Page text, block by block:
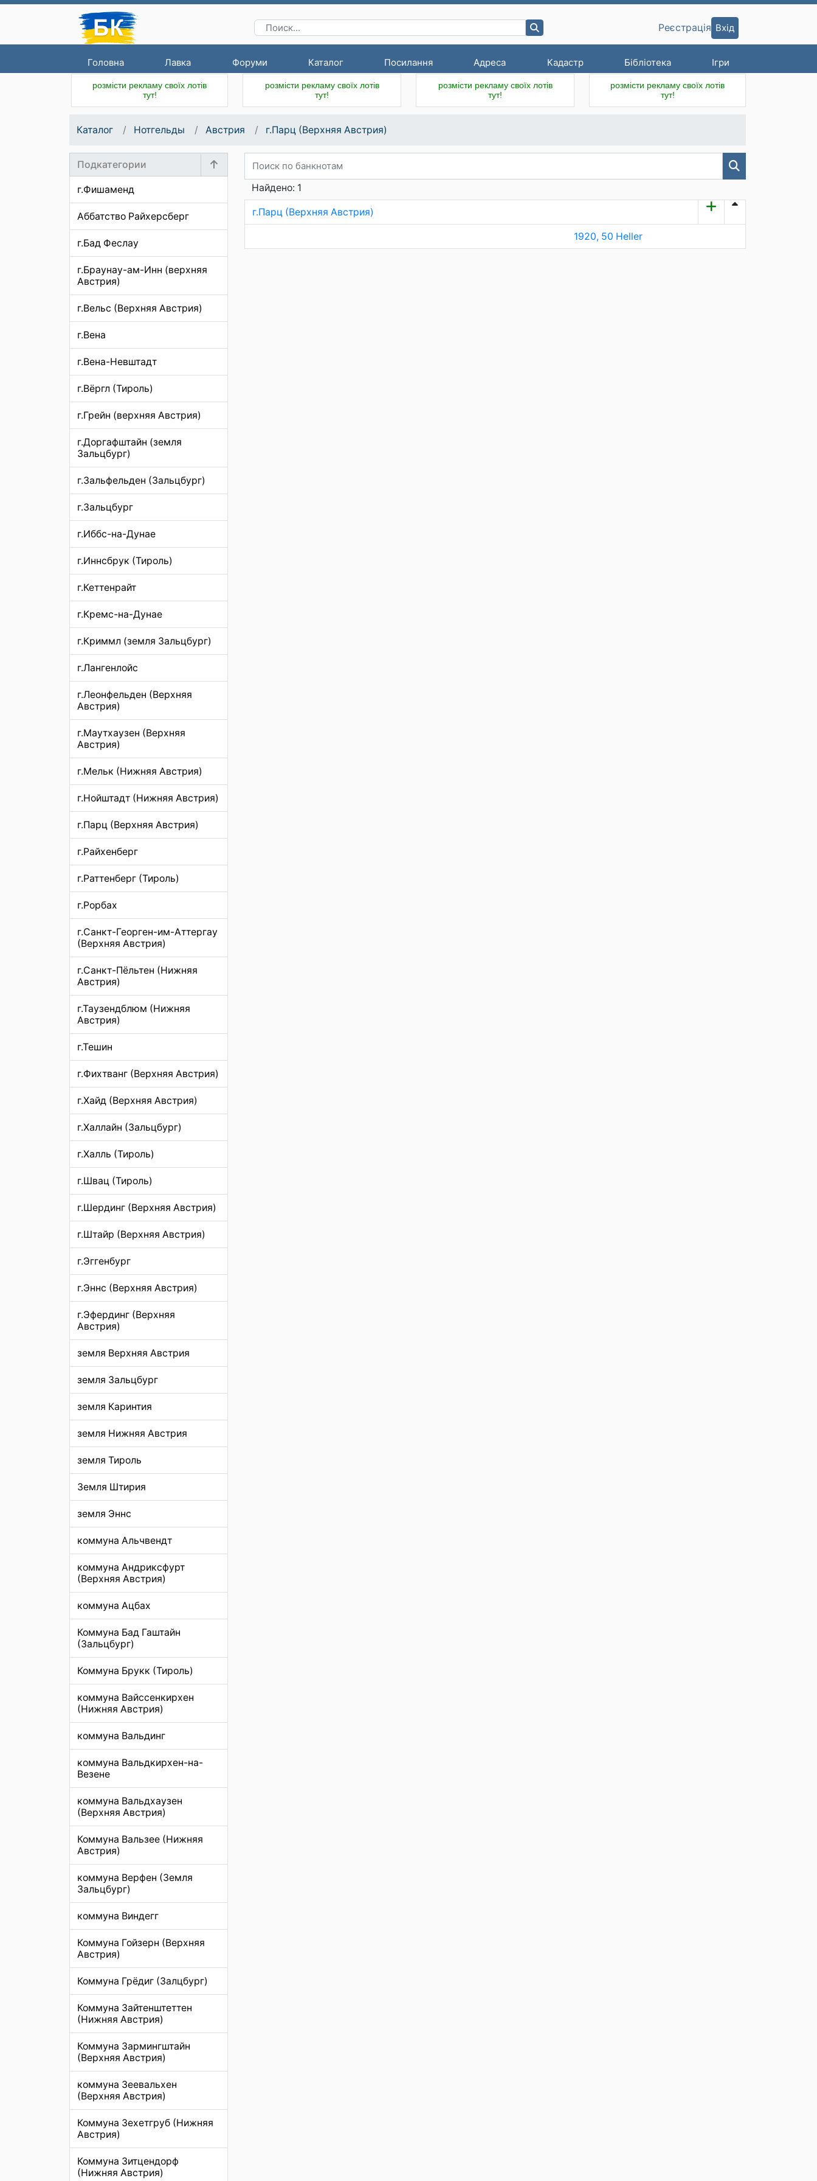
Головна Лавка Форуми Каталог Посилання Адреса Кадастр Бібліотека Ігри
Реєстрація Вхід
розмісти рекламу своїх лотів
тут!
розмісти рекламу своїх лотів
тут!
розмісти рекламу своїх лотів
тут!
розмісти рекламу своїх лотів
тут!
Каталог Нотгельды Австрия г.Парц (Верхняя Австрия)
Подкатегории
г.Фишаменд
Аббатство Райхерсберг
г.Бад Феслау
г.Браунау-ам-Инн (верхняя
Австрия)
г.Вельс (Верхняя Австрия)
г.Вена
г.Вена-Невштадт
г.Вёргл (Тироль)
г.Грейн (верхняя Австрия)
г.Доргафштайн (земля
Зальцбург)
г.Зальфельден (Зальцбург)
г.Зальцбург
г.Иббс-на-Дунае
г.Иннсбрук (Тироль)
г.Кеттенрайт
г.Кремс-на-Дунае
г.Криммл (земля Зальцбург)
г.Лангенлойс
г.Леонфельден (Верхняя
Австрия)
г.Маутхаузен (Верхняя
Австрия)
г.Мельк (Нижняя Австрия)
г.Нойштадт (Нижняя Австрия)
г.Парц (Верхняя Австрия)
г.Райхенберг
г.Раттенберг (Тироль)
г.Рорбах
г.Санкт-Георген-им-Аттергау
(Верхняя Австрия)
г.Санкт-Пёльтен (Нижняя
Австрия)
г.Таузендблюм (Нижняя
Австрия)
г.Тешин
г.Фихтванг (Верхняя Австрия)
г.Хайд (Верхняя Австрия)
г.Халлайн (Зальцбург)
г.Халль (Тироль)
г.Швац (Тироль)
г.Шердинг (Верхняя Австрия)
г.Штайр (Верхняя Австрия)
г.Эггенбург
г.Эннс (Верхняя Австрия)
г.Эфердинг (Верхняя
Австрия)
земля Верхняя Австрия
земля Зальцбург
земля Каринтия
земля Нижняя Австрия
земля Тироль
Земля Штирия
земля Эннс
коммуна Альчвендт
коммуна Андриксфурт
(Верхняя Австрия)
коммуна Ацбах
Коммуна Бад Гаштайн
(Зальцбург)
Коммуна Брукк (Тироль)
коммуна Вайссенкирхен
(Нижняя Австрия)
коммуна Вальдинг
коммуна Вальдкирхен-на-
Везене
коммуна Вальдхаузен
(Верхняя Австрия)
Коммуна Вальзее (Нижняя
Австрия)
коммуна Верфен (Земля
Зальцбург)
коммуна Виндегг
Коммуна Гойзерн (Верхняя
Австрия)
Коммуна Грёдиг (Залцбург)
Коммуна Зайтенштеттен
(Нижняя Австрия)
Коммуна Зармингштайн
(Верхняя Австрия)
коммуна Зеевальхен
(Верхняя Австрия)
Коммуна Зехетгруб (Нижняя
Австрия)
Коммуна Зитцендорф
(Нижняя Австрия)
Найдено: 1
г.Парц (Верхняя Австрия)
1920, 50 Heller